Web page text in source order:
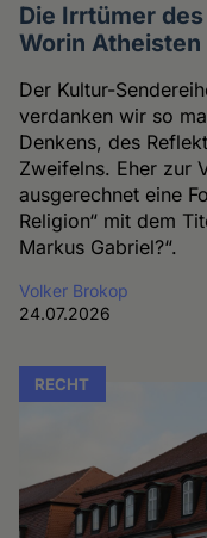
Die Irrtümer
Worin
Der Kultur-
verdanken wir so
Denkens, des
Zweifelns. Eher zur
ausgerechnet eine
Religion“ mit dem
Markus Gabriel?“.
Volker Brokop
24.07.2026
RECHT